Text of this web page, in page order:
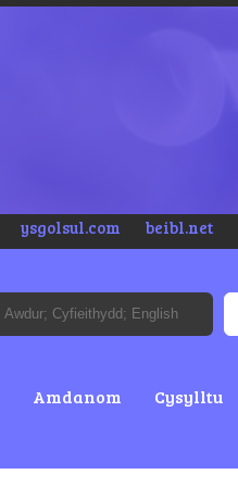
ysgolsul.com beibl.net
Amdanom Cysylltu